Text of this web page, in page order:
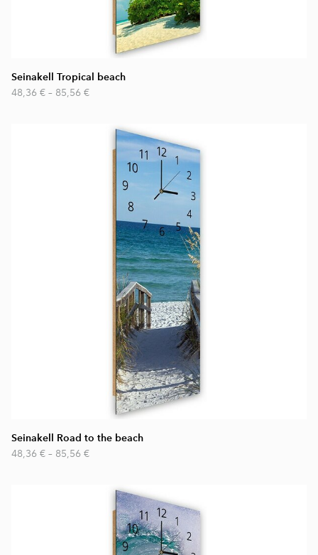
Seinakell Tropical beach
48,36 € – 85,56 €
Seinakell Road to the beach
48,36 € – 85,56 €